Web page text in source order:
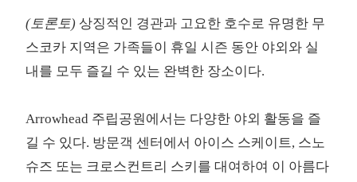
(토론토) 상징적인 경관과 고요한 호수로 유명한 무
스코카 지역은 가족들이 휴일 시즌 동안 야외와 실
내를 모두 즐길 수 있는 완벽한 장소이다.
Arrowhead 주립공원에서는 다양한 야외 활동을 즐
길 수 있다. 방문객 센터에서 아이스 스케이트, 스노
슈즈 또는 크로스컨트리 스키를 대여하여 이 아름다